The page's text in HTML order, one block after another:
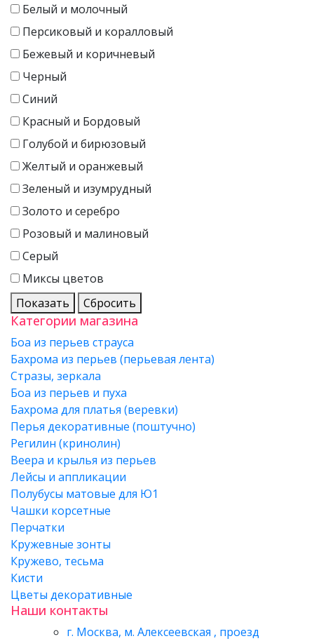
Белый и молочный
Персиковый и коралловый
Бежевый и коричневый
Черный
Синий
Красный и Бордовый
Голубой и бирюзовый
Желтый и оранжевый
Зеленый и изумрудный
Золото и серебро
Розовый и малиновый
Серый
Миксы цветов
Показать
Сбросить
Категории магазина
Боа из перьев страуса
Бахрома из перьев (перьевая лента)
Стразы, зеркала
Боа из перьев и пуха
Бахрома для платья (веревки)
Перья декоративные (поштучно)
Регилин (кринолин)
Веера и крылья из перьев
Лейсы и аппликации
Полубусы матовые для Ю1
Чашки корсетные
Перчатки
Кружевные зонты
Кружево, тесьма
Кисти
Цветы декоративные
Наши контакты
г. Москва, м. Алексеевская , проезд